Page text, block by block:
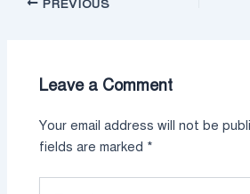
PREVIOUS
Leave a Comment
Your email address will not be
fields are marked *